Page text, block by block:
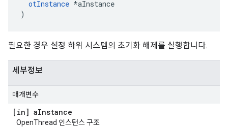
otInstance *aInstance
)
필요한 경우 설정 하위 시스템의 초기화 해제를 실행합니다.
세부정보
매개변수
[in] aInstance
OpenThread 인스턴스 구조